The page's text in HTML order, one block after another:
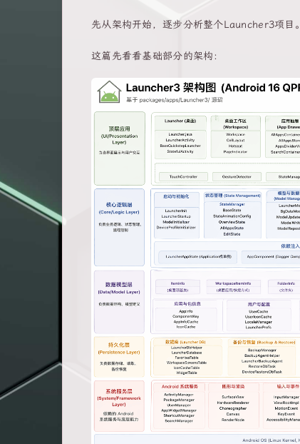
先从架构开始，逐步分析整个Launcher3项目。
这篇先看看基础部分的架构：